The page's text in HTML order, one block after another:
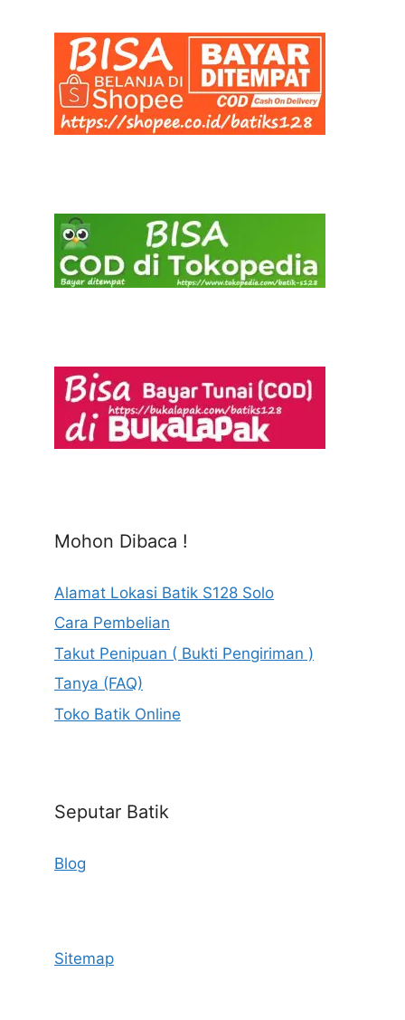
Mohon Dibaca !
Alamat Lokasi Batik S128 Solo
Cara Pembelian
Takut Penipuan ( Bukti Pengiriman )
Tanya (FAQ)
Toko Batik Online
Seputar Batik
Blog
Sitemap